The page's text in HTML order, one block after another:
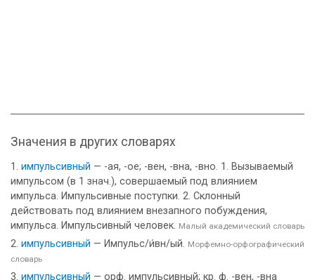
Значения в других словарях
импульсивный — -ая, -ое; -вен, -вна, -вно. 1. Вызываемый
импульсом (в 1 знач.), совершаемый под влиянием
импульса. Импульсивные поступки. 2. Склонный
действовать под влиянием внезапного побуждения,
импульса. Импульсивный человек. Малый академический словарь
импульсивный — Импульс/и́вн/ый. Морфемно-орфографический
словарь
импульсивный — орф. импульсивный; кр. ф. -вен, -вна